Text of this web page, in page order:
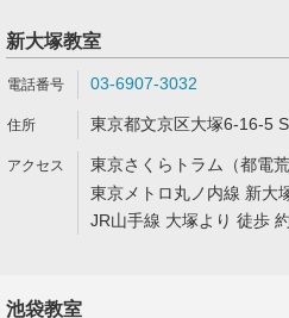
新大塚教室
03-6907-3032
東京都文京区大塚6-16-5
東京さくらトラム（都電
東京メトロ丸ノ内線 新大
JR山手線 大塚より 徒歩
池袋教室